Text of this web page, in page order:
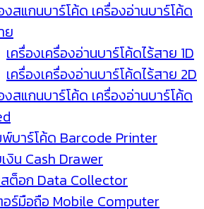
งสแกนบาร์โค้ด เครื่องอ่านบาร์โค้ด
ย
เครื่องเครื่องอ่านบาร์โค้ดไร้สาย 1D
เครื่องเครื่องอ่านบาร์โค้ดไร้สาย 2D
งสแกนบาร์โค้ด เครื่องอ่านบาร์โค้ด
บาร์โค้ด Barcode Printer
งิน Cash Drawer
ต็อก Data Collector
ร์มือถือ Mobile Computer